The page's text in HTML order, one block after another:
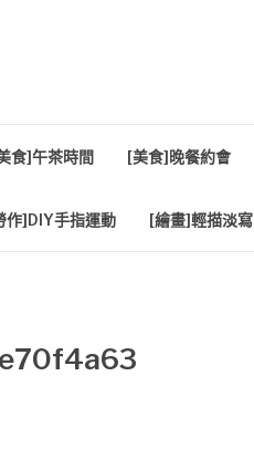
食]午茶時間 [美食]晚餐約會
作]DIY手指運動 [繪畫]輕描淡寫